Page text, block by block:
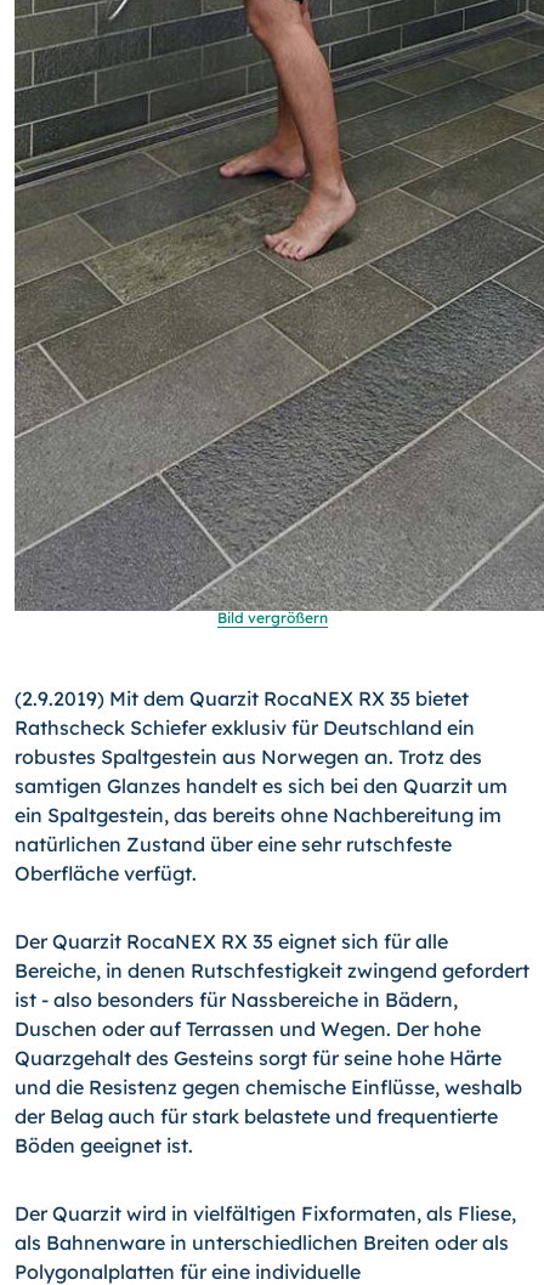
Bild vergrößern
(2.9.2019) Mit dem Quarzit RocaNEX RX 35 bietet
Rathscheck Schiefer exklusiv für Deutschland ein
robustes Spaltgestein aus Norwegen an. Trotz des
samtigen Glanzes handelt es sich bei den Quarzit um
ein Spaltgestein, das bereits ohne Nachbereitung im
natürlichen Zustand über eine sehr rutschfeste
Oberfläche verfügt.
Der Quarzit RocaNEX RX 35 eignet sich für alle
Bereiche, in denen Rutschfestigkeit zwingend gefordert
ist - also besonders für Nassbereiche in Bädern,
Duschen oder auf Terrassen und Wegen. Der hohe
Quarzgehalt des Gesteins sorgt für seine hohe Härte
und die Resistenz gegen chemische Einflüsse, weshalb
der Belag auch für stark belastete und frequentierte
Böden geeignet ist.
Der Quarzit wird in vielfältigen Fixformaten, als Fliese,
als Bahnenware in unterschiedlichen Breiten oder als
Polygonalplatten für eine individuelle